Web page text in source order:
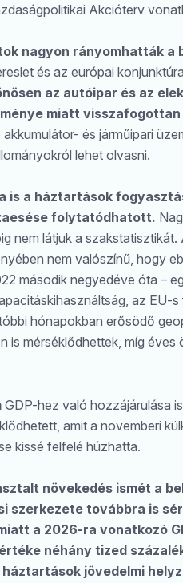
Akcióterv
nagyon rányomhatták
és az európai
az autóipar és az
miatt
és járműipari
lehet olvasni.
is a háztartások
folytatódhatott.
nem látjuk a
nem valószínű, hogy
második negyedéve óta –
az EU-
hónapokban erősödő
is mérséklődhettek, míg
GDP-hez való hozzájárulása
amit a novemberi
kissé felfelé húzhatta.
növekedés ismét a
szerkezete továbbra is
a 2026-ra vonatkozó
néhány tized
jövedelmi